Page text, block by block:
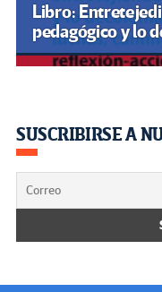
Libro:
pedagógico y lo
SUSCRIBIRSE A